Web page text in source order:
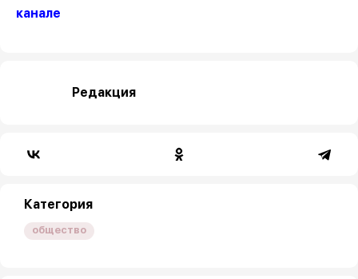
канале
Редакция
Категория
общество